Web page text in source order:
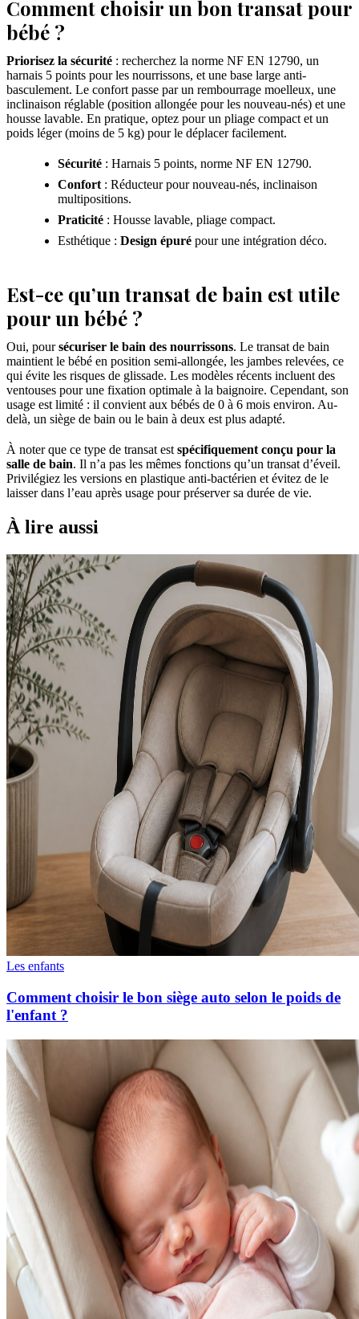
Comment choisir un bon transat pour
bébé ?
Priorisez la sécurité : recherchez la norme NF EN 12790, un
harnais 5 points pour les nourrissons, et une base large anti-
basculement. Le confort passe par un rembourrage moelleux, une
inclinaison réglable (position allongée pour les nouveau-nés) et une
housse lavable. En pratique, optez pour un pliage compact et un
poids léger (moins de 5 kg) pour le déplacer facilement.
Sécurité : Harnais 5 points, norme NF EN 12790.
Confort : Réducteur pour nouveau-nés, inclinaison
multipositions.
Praticité : Housse lavable, pliage compact.
Esthétique : Design épuré pour une intégration déco.
Est-ce qu’un transat de bain est utile
pour un bébé ?
Oui, poursécuriser le bain des nourrissons. Le transat de bain
maintient le bébé en position semi-allongée, les jambes relevées, ce
qui évite les risques de glissade. Les modèles récents incluent des
ventouses pour une fixation optimale à la baignoire. Cependant, son
usage est limité : il convient aux bébés de 0 à 6 mois environ. Au-
delà, un siège de bain ou le bain à deux est plus adapté.
À noter que ce type de transat est spécifiquement conçu pour la
salle de bain. Il n’a pas les mêmes fonctions qu’un transat d’éveil.
Privilégiez les versions en plastique anti-bactérien et évitez de le
laisser dans l’eau après usage pour préserver sa durée de vie.
À lire aussi
Les enfants
Comment choisir le bon siège auto selon le poids de
l'enfant ?